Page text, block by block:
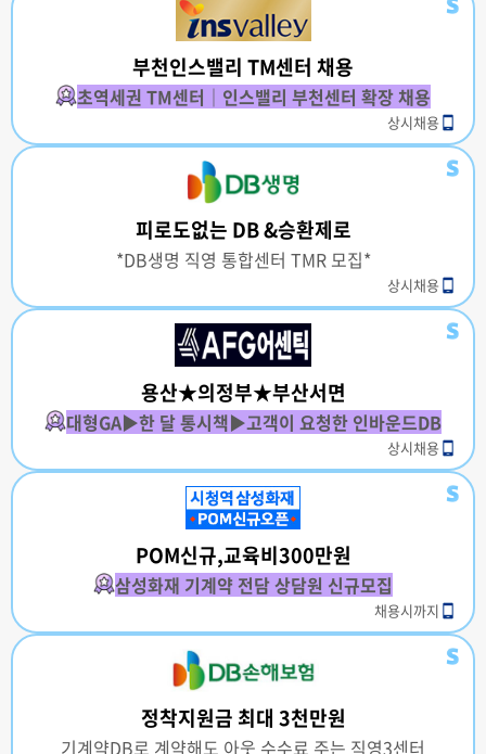
부천인스밸리 TM센터 채용
초역세권 TM센터｜인스밸리 부천센터 확장 채용
상시채용
피로도없는 DB &승환제로
*DB생명 직영 통합센터 TMR 모집*
상시채용
용산★의정부★부산서면
대형GA▶한 달 통시책▶고객이 요청한 인바운드DB
상시채용
POM신규,교육비300만원
삼성화재 기계약 전담 상담원 신규모집
채용시까지
정착지원금 최대 3천만원
기계약DB로 계약해도 아웃 수수료 주는 직영3센터